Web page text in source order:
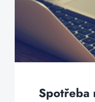
Spotřeba